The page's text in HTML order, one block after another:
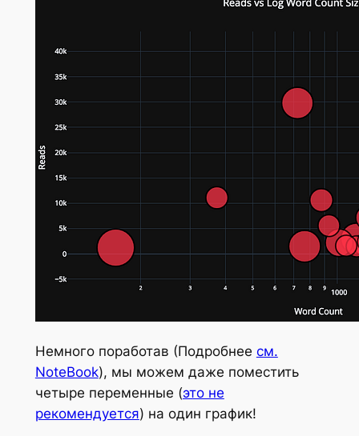
Немного поработав (Подробнее см.
NoteBook), мы можем даже поместить
четыре переменные (это не
рекомендуется) на один график!